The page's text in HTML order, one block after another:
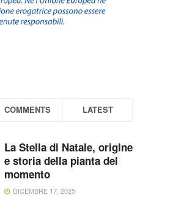
COMMENTS LATEST
La Stella di Natale, origine
e storia della pianta del
momento
DICEMBRE 17, 2025